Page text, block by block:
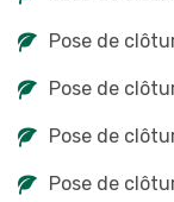
Pose de
Pose de
Pose de
Pose de